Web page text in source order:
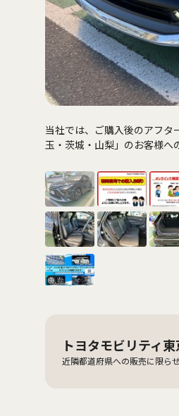
当社では、ご購入後のアフ
玉・茨城・山梨」のお客様へ
トヨタモビリティ
近隣都道府県への販売に限ら